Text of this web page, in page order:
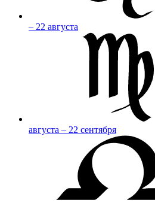
– 22 августа
августа – 22 сентября